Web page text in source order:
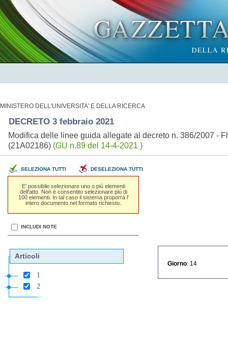
MINISTERO DELL'UNIVERSITA' E DELLA RICERCA
DECRETO 3 febbraio 2021
Modifica delle linee guida allegate al decreto n. 386/2007 -
(21A02186) (GU n.89 del 14-4-2021 )
SELEZIONA TUTTI DESELEZIONA TUTTI
E' possibile selezionare uno o piú elementi
dell'atto. Non é consentito selezionare piú di
100 elementi. In tal caso il sistema proporrá l'
intero documento nel formato richiesto.
INCLUDI NOTE
Articoli
1
2
Giorno : 14